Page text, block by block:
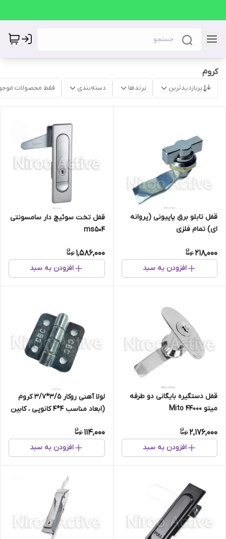
کروم
پربازدیدترین برندها دسته‌بندی فقط محصولات
قفل تابلو برق پاپیونی (پروانه
ای) تمام فلزی
218,000
افزودن به سبد
قفل تخت سوئیچ دار سامسونتی
ms504
1,586,000
افزودن به سبد
قفل دستگیره بایگانی دو طرفه
میتو Mito 44000
2,176,000
افزودن به سبد
لولا آهنی روکار 3/5*3/7 کروم
(ابعاد مناسب 4*4 کانوپی ، کابین
114,000
افزودن به سبد